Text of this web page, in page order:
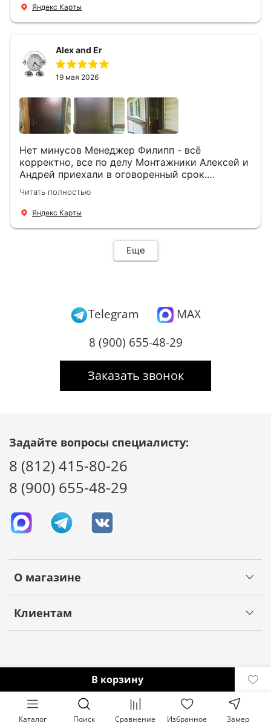
В корзину
Яндекс Карты
Alex and Er
19 мая 2026
Нет минусов Менеджер Филипп - всё
корректно, все по делу Монтажники Алексей и
Андрей приехали в оговоренный срок.
Демонтировали старую дверь и установили
новую буквально за час Быстро и качественно
+ нормальные цены Всем большое спасибо
Читать полностью
Яндекс Карты
Еще
Telegram
MAX
8 (900) 655-48-29
Заказать звонок
О магазине
Клиентам
Задайте вопросы специалисту:
8 (812) 415-80-26
8 (900) 655-48-29
Каталог Поиск Сравнение Избранное Замер